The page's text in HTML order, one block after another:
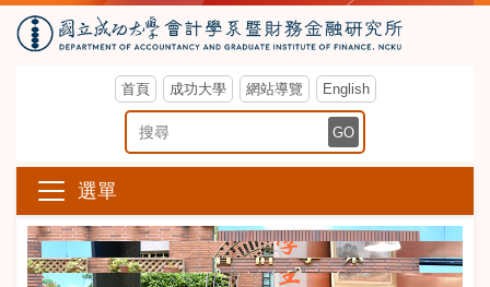
首頁 成功大學 網站導覽 English
搜尋關鍵字 GO
選單